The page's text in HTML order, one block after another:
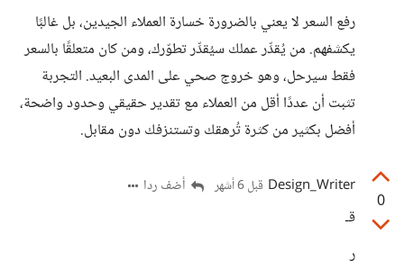
رفع السعر لا يعني بالضرورة خسارة العملاء الجيدين، بل غالبًا
يكشفهم. من يُقدِّر عملك سيُقدِّر تطوّرك، ومن كان متعلقًا بالسعر
فقط سيرحل، وهو خروج صحي على المدى البعيد. التجربة
تثبت أن عددًا أقل من العملاء مع تقدير حقيقي وحدود واضحة،
أفضل بكثير من كثرة تُرهقك وتستنزفك دون مقابل.
0
Design_Writer قبل 6 أشهر أضف ردا
قـ
ر